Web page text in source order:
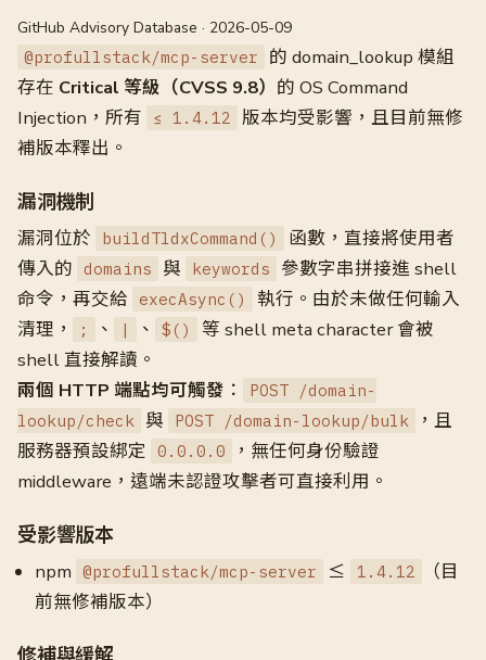
GitHub Advisory Database · 2026-05-09
@profullstack/mcp-server
的 domain_lookup 模組
存在 Critical 等級（CVSS 9.8） 的 OS Command
Injection，所有
≤ 1.4.12 版本均受影響，且目前無修
補版本釋出。
漏洞機制
漏洞位於 buildTldxCommand()
函數，直接將使用者
傳入的
domains 與 keywords
參數字串拼接進 shell
命令，再交給 execAsync()
執行。由於未做任何輸入
清理，
; 、 | 、 $()
等 shell meta character 會被
shell 直接解讀。
兩個 HTTP 端點均可觸發 ：
POST /domain-
lookup/check 與 POST /domain-lookup/bulk
，且
服務器預設綁定 0.0.0.0
，無任何身份驗證
middleware，遠端未認證攻擊者可直接利用。
受影響版本
npm @profullstack/mcp-server ≤ 1.4.12
（目
前無修補版本）